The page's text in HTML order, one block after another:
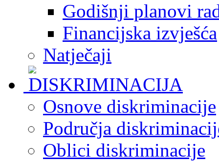
Godišnji planovi
Financijska izvješća
Natječaji
Osnove diskriminacije
Područja
Oblici diskriminacije